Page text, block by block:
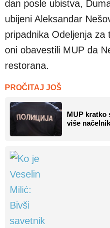
dan posle ubistva,
ubijeni Aleksandar
pripadnika Odeljenja za
oni obavestili MUP da
restorana.
PROČITAJ JOŠ
MUP kratko
više